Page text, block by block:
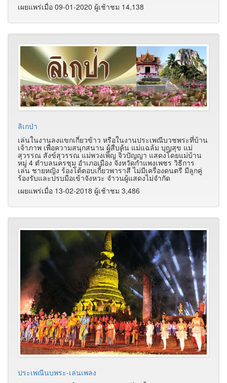
เผยแพร่เมื่อ 09-01-2020 ผู้เช้าชม 14,138
ลิเกป่า
เล่นในงานลงแขกเกี่ยวข้าว หรือในงานประเพณีบวชพระที่บ้าน
เจ้าภาพ เพื่อความสนุกสนาน ผู้สืบค้น แม่แฉล้ม บุญสุข แม่
สุวรรณ สังข์สุวรรณ แม่พวงเพ็ญ จิ๋วปัญญา แสดงโดยแม่บ้าน
หมู่ 4 ตำบลนครชุม อำเภอเมือง จังหวัดกำแพงเพชร วิธีการ
เล่น ชายหญิง ร้องโต้ตอบเกี้ยวพาราสี ไม่มีเครื่องดนตรี มีลูกคู่
ร้องรับและปรบมือเข้าจังหวะ จำวนผู้แสดงไม่จำกัด
เผยแพร่เมื่อ 13-02-2018 ผู้เช้าชม 3,486
ประเพณีนบพระ-เล่นเพลง